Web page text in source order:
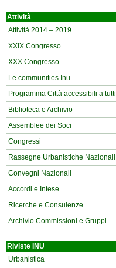
Attività
Attività 2014 – 2019
XXIX Congresso
XXX Congresso
Le communities Inu
Programma Città accessibili a tutti
Biblioteca e Archivio
Assemblee dei Soci
Congressi
Rassegne Urbanistiche Nazionali
Convegni Nazionali
Accordi e Intese
Ricerche e Consulenze
Archivio Commissioni e Gruppi
Riviste INU
Urbanistica